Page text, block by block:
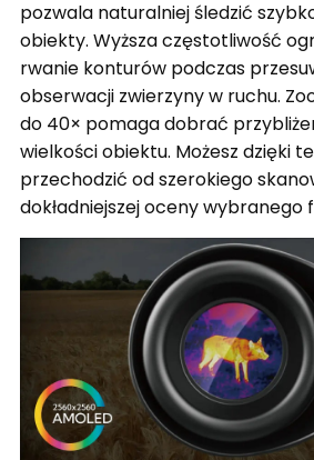
pozwala naturalniej śledzić
obiekty. Wyższa częstotliwość
rwanie konturów podczas
obserwacji zwierzyny w ruchu.
do 40× pomaga dobrać
wielkości obiektu. Możesz dzięki
przechodzić od szerokiego
dokładniejszej oceny wybranego